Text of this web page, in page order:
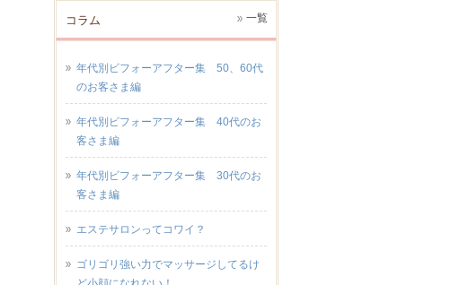
コラム 一覧
年代別ビフォーアフター集 50、60代
のお客さま編
年代別ビフォーアフター集 40代のお
客さま編
年代別ビフォーアフター集 30代のお
客さま編
エステサロンってコワイ？
ゴリゴリ強い力でマッサージしてるけ